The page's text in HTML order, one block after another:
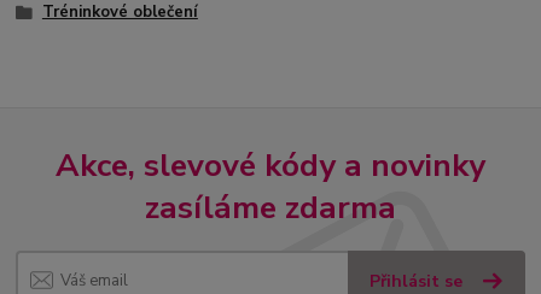
Tréninkové oblečení
Akce, slevové kódy a novinky
zasíláme zdarma
Přihlásit se